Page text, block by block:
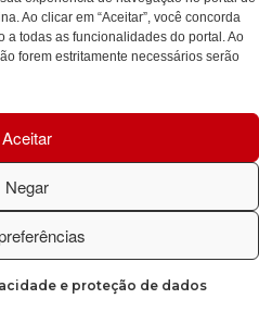
Ao clicar em “Aceitar”, você concorda
a todas as funcionalidades do portal. Ao
forem estritamente necessários serão
Aceitar
Negar
e proteção de dados
Loja 06
SC
Reservados SC - Governo de